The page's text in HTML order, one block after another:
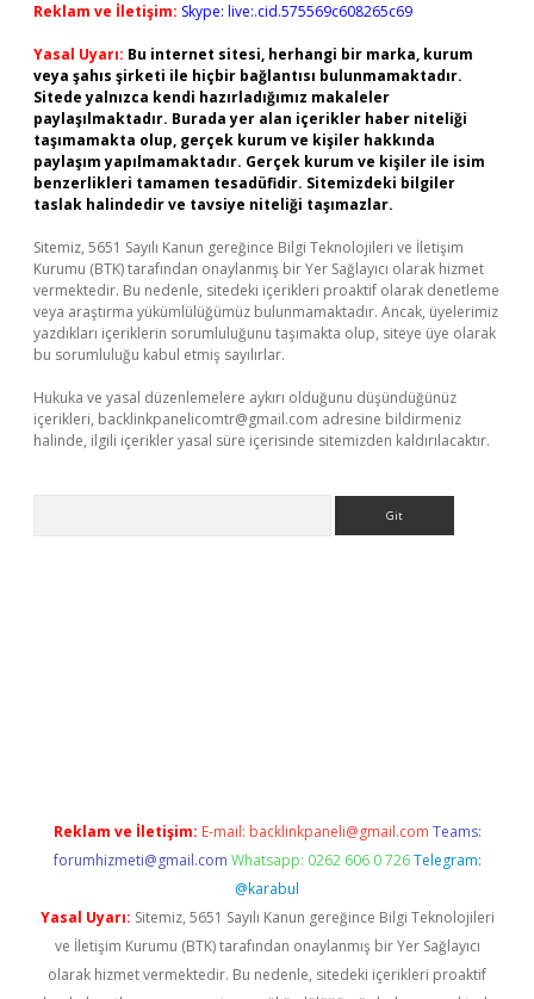
Reklam ve İletişim: Skype: live:.cid.575569c608265c69
Yasal Uyarı: Bu internet sitesi, herhangi bir marka, kurum
veya şahıs şirketi ile hiçbir bağlantısı bulunmamaktadır.
Sitede yalnızca kendi hazırladığımız makaleler
paylaşılmaktadır. Burada yer alan içerikler haber niteliği
taşımamakta olup, gerçek kurum ve kişiler hakkında
paylaşım yapılmamaktadır. Gerçek kurum ve kişiler ile isim
benzerlikleri tamamen tesadüfidir. Sitemizdeki bilgiler
taslak halindedir ve tavsiye niteliği taşımazlar.
Sitemiz, 5651 Sayılı Kanun gereğince Bilgi Teknolojileri ve İletişim
Kurumu (BTK) tarafından onaylanmış bir Yer Sağlayıcı olarak hizmet
vermektedir. Bu nedenle, sitedeki içerikleri proaktif olarak denetleme
veya araştırma yükümlülüğümüz bulunmamaktadır. Ancak, üyelerimiz
yazdıkları içeriklerin sorumluluğunu taşımakta olup, siteye üye olarak
bu sorumluluğu kabul etmiş sayılırlar.
Hukuka ve yasal düzenlemelere aykırı olduğunu düşündüğünüz
içerikleri, backlinkpanelicomtr@gmail.com adresine bildirmeniz
halinde, ilgili içerikler yasal süre içerisinde sitemizden kaldırılacaktır.
Reklam ve İletişim: E-mail: backlinkpaneli@gmail.com Teams:
forumhizmeti@gmail.com Whatsapp: 0262 606 0 726 Telegram:
@karabul
Yasal Uyarı: Sitemiz, 5651 Sayılı Kanun gereğince Bilgi Teknolojileri
ve İletişim Kurumu (BTK) tarafından onaylanmış bir Yer Sağlayıcı
olarak hizmet vermektedir. Bu nedenle, sitedeki içerikleri proaktif